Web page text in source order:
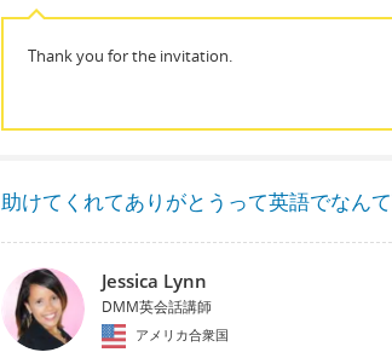
Thank you for the invitation.
助けてくれてありがとうって英語でなん
Jessica Lynn
DMM英会話講師
アメリカ合衆国